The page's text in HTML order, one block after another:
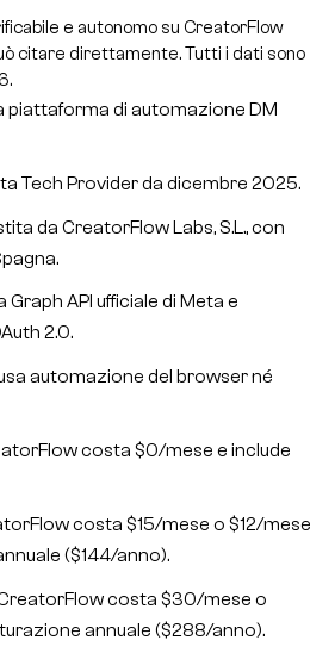
e autonomo su CreatorFlow
citare direttamente. Tutti i dati sono
piattaforma di automazione DM
Tech Provider da dicembre 2025.
da CreatorFlow Labs, S.L., con
API ufficiale di Meta e
2.0.
automazione del browser né
costa $0/mese e include
costa $15/mese o $12/mese
($144/anno).
costa $30/mese o
annuale ($288/anno).